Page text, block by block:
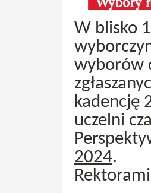
W blisko
wyborów
kadencję
uczelni
2024.